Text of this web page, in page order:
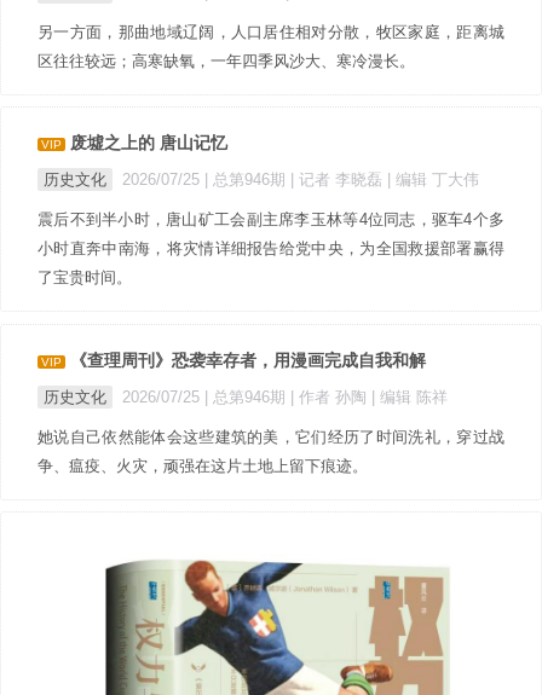
另一方面，那曲地域辽阔，人口居住相对分散，牧区家庭，距离城
区往往较远；高寒缺氧，一年四季风沙大、寒冷漫长。
VIP 废墟之上的 唐山记忆
历史文化 2026/07/25 | 总第946期 | 记者 李晓磊 | 编辑 丁大伟
震后不到半小时，唐山矿工会副主席李玉林等4位同志，驱车4个多
小时直奔中南海，将灾情详细报告给党中央，为全国救援部署赢得
了宝贵时间。
VIP 《查理周刊》恐袭幸存者，用漫画完成自我和解
历史文化 2026/07/25 | 总第946期 | 作者 孙陶 | 编辑 陈祥
她说自己依然能体会这些建筑的美，它们经历了时间洗礼，穿过战
争、瘟疫、火灾，顽强在这片土地上留下痕迹。